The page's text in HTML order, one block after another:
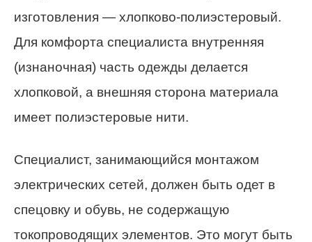
изготовления — хлопково-полиэстеровый.
Для комфорта специалиста внутренняя
(изнаночная) часть одежды делается
хлопковой, а внешняя сторона материала
имеет полиэстеровые нити.
Специалист, занимающийся монтажом
электрических сетей, должен быть одет в
спецовку и обувь, не содержащую
токопроводящих элементов. Это могут быть